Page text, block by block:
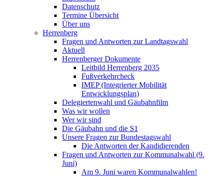
Datenschutz
Termine Übersicht
Über uns
Herrenberg
Fragen und Antworten zur Landtagswahl
Aktuell
Herrenberger Dokumente
Leitbild Herrenberg 2035
Fußverkehrcheck
IMEP (Integrierter Mobilität
Entwicklungsplan)
Delegiertenwahl und Gäubahnfilm
Was wir wollen
Wer wir sind
Die Gäubahn und die S1
Unsere Fragen zur Bundestagswahl
Die Antworten der Kandidierenden
Fragen und Antworten zur Kommunalwahl (9.
Juni)
Am 9. Juni waren Kommunalwahlen!